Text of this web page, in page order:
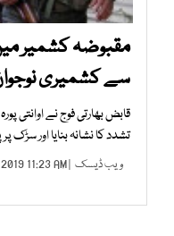
مقبوضہ کشمیر
سے کشمیری
قابض بھارتی فوج نے اوانتی
تشدد کا نشانہ بنایا اور سڑک
ویب ڈیسک | APR 20, 2019 11:23 AM |